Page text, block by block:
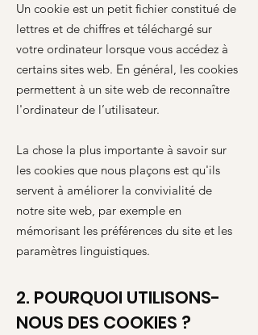
Un cookie est un petit fichier constitué de
lettres et de chiffres et téléchargé sur
votre ordinateur lorsque vous accédez à
certains sites web. En général, les cookies
permettent à un site web de reconnaître
l'ordinateur de l’utilisateur.
La chose la plus importante à savoir sur
les cookies que nous plaçons est qu'ils
servent à améliorer la convivialité de
notre site web, par exemple en
mémorisant les préférences du site et les
paramètres linguistiques.
2. POURQUOI UTILISONS-
NOUS DES COOKIES ?